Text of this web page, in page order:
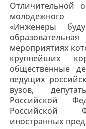
Отличительной
«Инженеры
мероприятиях
крупнейших
общественные
ведущих
вузов,
Российской
Российской
иностранных